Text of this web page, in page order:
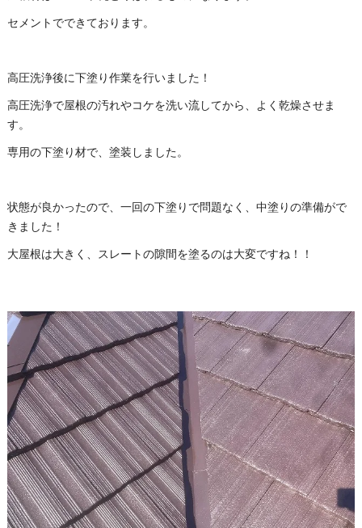
セメントでできております。
高圧洗浄後に下塗り作業を行いました！
高圧洗浄で屋根の汚れやコケを洗い流してから、よく乾燥させま
す。
専用の下塗り材で、塗装しました。
状態が良かったので、一回の下塗りで問題なく、中塗りの準備がで
きました！
大屋根は大きく、スレートの隙間を塗るのは大変ですね！！